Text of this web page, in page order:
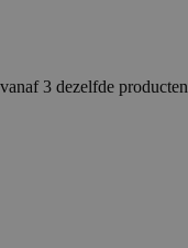
3 dezelfde producten